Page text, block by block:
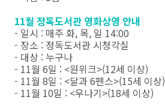
11월 정독도서관 영화상영 안내
- 일시 : 매주 화, 목, 일 14:00
- 장소 : 정독도서관 시청각실
- 대상 : 누구나
- 11월 6일 : <원위크>(12세 이상)
- 11월 8일 : <달과 6펜스>(15세 이상)
- 11월 10일 : <우나기>(18세 이상)